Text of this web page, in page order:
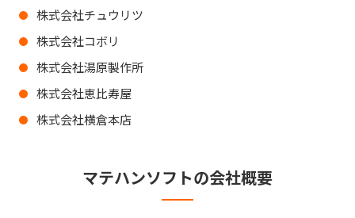
株式会社チュウリツ
株式会社コボリ
株式会社湯原製作所
株式会社恵比寿屋
株式会社横倉本店
マテハンソフトの会社概要